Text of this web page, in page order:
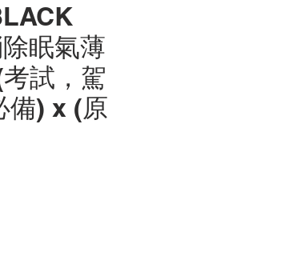
眠氣薄
試，駕
備) x (原